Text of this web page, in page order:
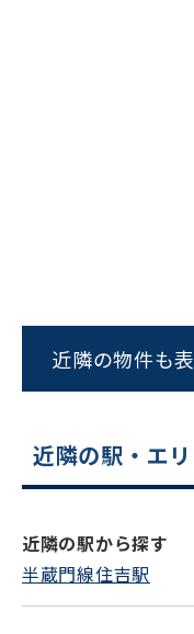
スム
近隣の物件も
近隣の駅・エ
近隣の駅から探す
半蔵門線住吉駅